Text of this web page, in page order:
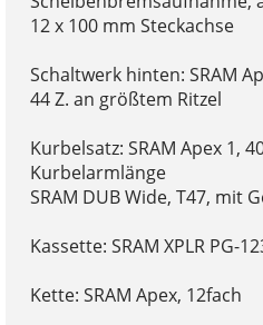
12 x 100 mm Steckachse
Schaltwerk hinten: SRAM
44 Z. an größtem Ritzel
Kurbelsatz: SRAM Apex 1,
Kurbelarmlänge
SRAM DUB Wide, T47, mit
Kassette: SRAM XPLR PG-
Kette: SRAM Apex, 12fach